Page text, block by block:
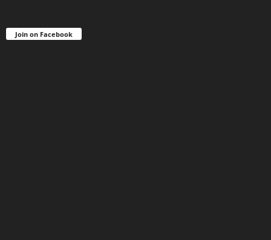
Join on Facebook